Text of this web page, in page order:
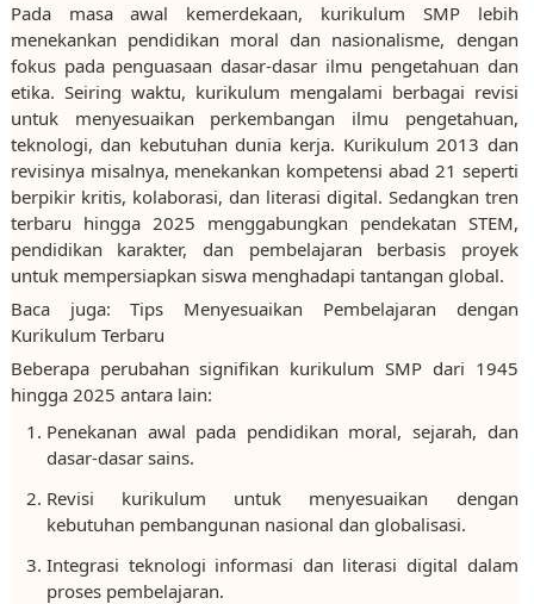
Pada masa awal kemerdekaan, kurikulum SMP lebih
menekankan pendidikan moral dan nasionalisme, dengan
fokus pada penguasaan dasar-dasar ilmu pengetahuan dan
etika. Seiring waktu, kurikulum mengalami berbagai revisi
untuk menyesuaikan perkembangan ilmu pengetahuan,
teknologi, dan kebutuhan dunia kerja. Kurikulum 2013 dan
revisinya misalnya, menekankan kompetensi abad 21 seperti
berpikir kritis, kolaborasi, dan literasi digital. Sedangkan tren
terbaru hingga 2025 menggabungkan pendekatan STEM,
pendidikan karakter, dan pembelajaran berbasis proyek
untuk mempersiapkan siswa menghadapi tantangan global.
Baca juga: Tips Menyesuaikan Pembelajaran dengan
Kurikulum Terbaru
Beberapa perubahan signifikan kurikulum SMP dari 1945
hingga 2025 antara lain:
Penekanan awal pada pendidikan moral, sejarah, dan
dasar-dasar sains.
Revisi kurikulum untuk menyesuaikan dengan
kebutuhan pembangunan nasional dan globalisasi.
Integrasi teknologi informasi dan literasi digital dalam
proses pembelajaran.